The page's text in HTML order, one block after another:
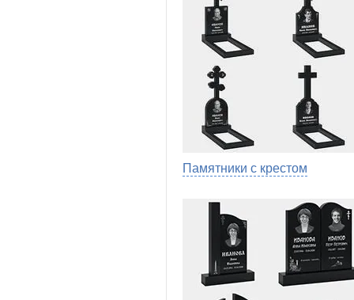
Памятники с крестом